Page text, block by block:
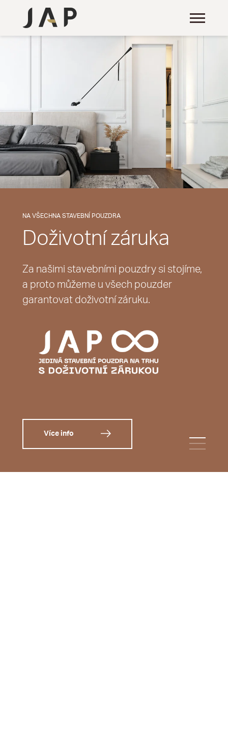
NA VŠECHNA STAVEBNÍ POUZDRA
Doživotní záruka
Za našimi stavebními pouzdry si stojíme,
a proto můžeme u všech pouzder
garantovat doživotní záruku.
Více info